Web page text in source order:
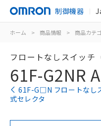
制御機器
ホーム > 商品情報 > 商品カテ
フロートなしスイッチ
61F-G2NR
61F-G□N フロートなし
式セレクタ